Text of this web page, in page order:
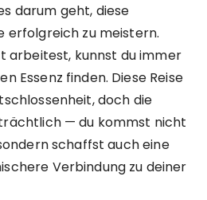
darum geht, diese
erfolgreich zu meistern.
arbeitest, kunnst du immer
Essenz finden. Diese Reise
doch die
— du kommst nicht
schaffst auch eine
Verbindung zu deiner